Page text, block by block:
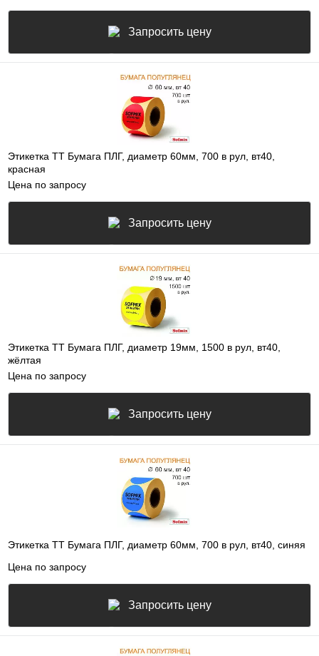
Запросить цену
Этикетка ТТ Бумага ПЛГ, диаметр 60мм, 700 в рул, вт40,
красная
Цена по запросу
Запросить цену
Этикетка ТТ Бумага ПЛГ, диаметр 19мм, 1500 в рул, вт40,
жёлтая
Цена по запросу
Запросить цену
Этикетка ТТ Бумага ПЛГ, диаметр 60мм, 700 в рул, вт40, синяя
Цена по запросу
Запросить цену